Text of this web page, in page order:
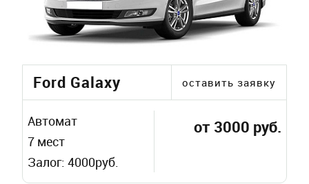
Ford Galaxy оставить заявку
Автомат
7 мест
Залог: 4000руб.
от 3000 руб.